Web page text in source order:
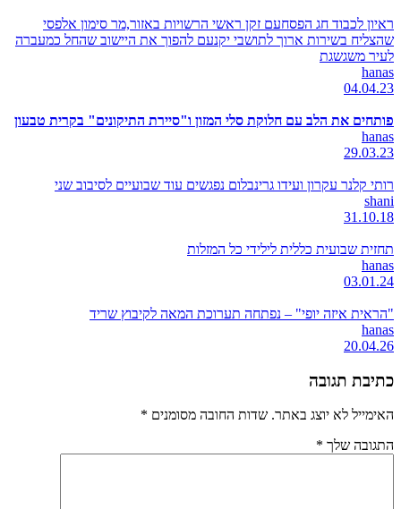
ראיון לכבוד חג הפסחעם זקן ראשי הרשויות באזור,מר סימון אלפסי
שהצליח בשירות ארוך לתושבי יקנעם להפוך את היישוב שהחל כמעברה
לעיר משגשגת
hanas
04.04.23
פותחים את הלב עם חלוקת סלי המזון ו"סיירת התיקונים" בקרית טבעון
hanas
29.03.23
רותי קלנר עקרון ועידו גרינבלום נפגשים עוד שבועיים לסיבוב שני
shani
31.10.18
תחזית שבועית כללית לילידי כל המזלות
hanas
03.01.24
"הראית איזה יופי" – נפתחה תערוכת המאה לקיבוץ שריד
hanas
20.04.26
כתיבת תגובה
האימייל לא יוצג באתר. שדות החובה מסומנים *
התגובה שלך *